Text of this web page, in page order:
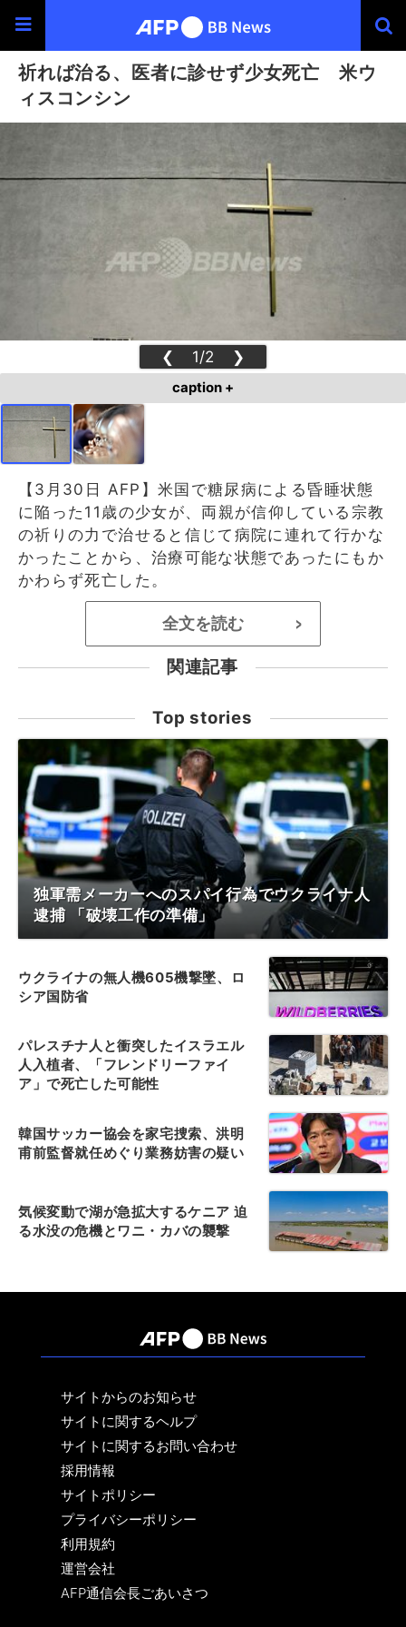
祈れば治る、医者に診せず少女死亡 米ウ
ィスコンシン
❮ 1/2 ❯
caption +
【3月30日 AFP】米国で糖尿病による昏睡状態
に陥った11歳の少女が、両親が信仰している宗教
の祈りの力で治せると信じて病院に連れて行かな
かったことから、治療可能な状態であったにもか
かわらず死亡した。
全文を読む >
関連記事
Top stories
独軍需メーカーへのスパイ行為でウクライナ人
逮捕 「破壊工作の準備」
ウクライナの無人機605機撃墜、ロ
シア国防省
パレスチナ人と衝突したイスラエル
人入植者、「フレンドリーファイ
ア」で死亡した可能性
韓国サッカー協会を家宅捜索、洪明
甫前監督就任めぐり業務妨害の疑い
気候変動で湖が急拡大するケニア 迫
る水没の危機とワニ・カバの襲撃
サイトからのお知らせ
サイトに関するヘルプ
サイトに関するお問い合わせ
採用情報
サイトポリシー
プライバシーポリシー
利用規約
運営会社
AFP通信会長ごあいさつ